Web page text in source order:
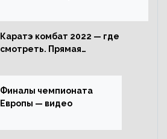
Каратэ комбат 2022 — где
смотреть. Прямая
Финалы чемпионата
Европы — видео